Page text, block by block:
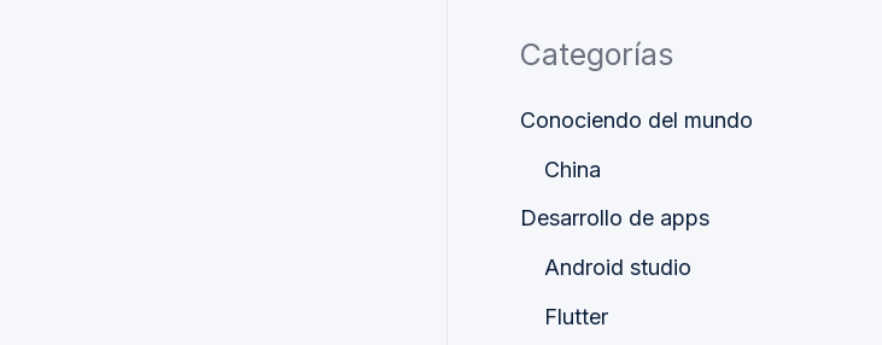
Categorías
Conociendo del mundo
China
Desarrollo de apps
Android studio
Flutter